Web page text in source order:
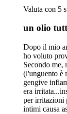
Valuta con 5
un olio
Dopo il mio
ho voluto
Secondo me,
(l'unguento è
gengive
era
per irritazioni
intimi causa